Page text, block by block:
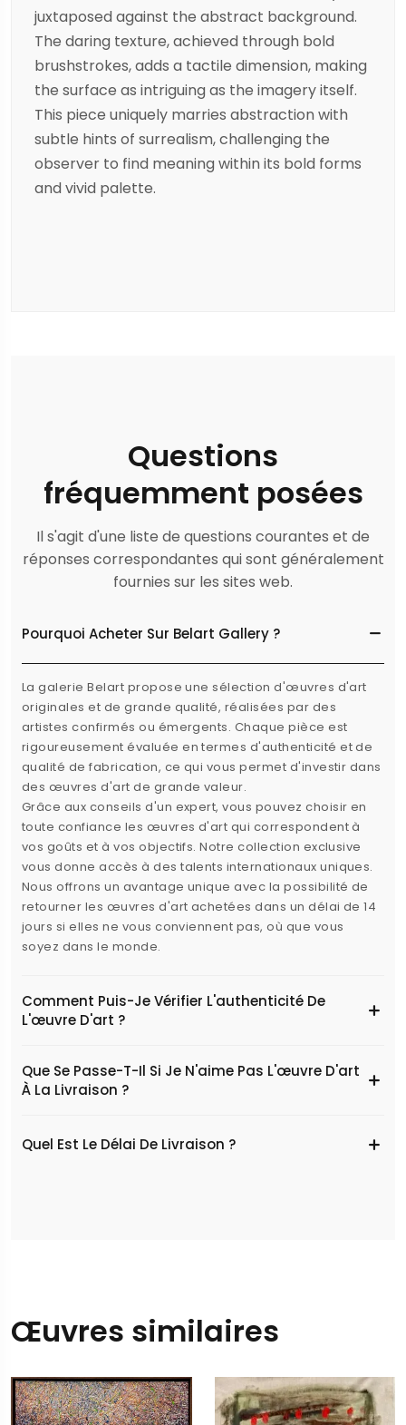
juxtaposed against the abstract background.
The daring texture, achieved through bold
brushstrokes, adds a tactile dimension, making
the surface as intriguing as the imagery itself.
This piece uniquely marries abstraction with
subtle hints of surrealism, challenging the
observer to find meaning within its bold forms
and vivid palette.
Questions
fréquemment posées
Il s'agit d'une liste de questions courantes et de
réponses correspondantes qui sont généralement
fournies sur les sites web.
Pourquoi Acheter Sur Belart Gallery ?
La galerie Belart propose une sélection d'œuvres d'art
originales et de grande qualité, réalisées par des
artistes confirmés ou émergents. Chaque pièce est
rigoureusement évaluée en termes d'authenticité et de
qualité de fabrication, ce qui vous permet d'investir dans
des œuvres d'art de grande valeur.
Grâce aux conseils d'un expert, vous pouvez choisir en
toute confiance les œuvres d'art qui correspondent à
vos goûts et à vos objectifs. Notre collection exclusive
vous donne accès à des talents internationaux uniques.
Nous offrons un avantage unique avec la possibilité de
retourner les œuvres d'art achetées dans un délai de 14
jours si elles ne vous conviennent pas, où que vous
soyez dans le monde.
Comment Puis-Je Vérifier L'authenticité De
L'œuvre D'art ?
Que Se Passe-T-Il Si Je N'aime Pas L'œuvre D'art
À La Livraison ?
Quel Est Le Délai De Livraison ?
Œuvres similaires